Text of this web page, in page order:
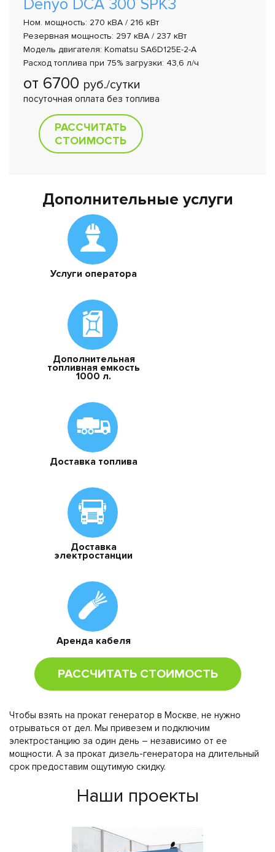
Denyo DCA 300 SPK3
Ном. мощность: 270 кВА / 216 кВт
Резервная мощность: 297 кВА / 237 кВт
Модель двигателя: Komatsu SA6D125E-2-A
Расход топлива при 75% загрузки: 43,6 л/ч
от 6700 руб./сутки
посуточная оплата без топлива
РАССЧИТАТЬ
СТОИМОСТЬ
Дополнительные услуги
Услуги оператора
Дополнительная
топливная емкость
1000 л.
Доставка топлива
Доставка
электростанции
Аренда кабеля
РАССЧИТАТЬ СТОИМОСТЬ
Чтобы взять на прокат генератор в Москве, не нужно
отрываться от дел. Мы привезем и подключим
электростанцию за один день – независимо от ее
мощности. А за прокат дизель-генератора на длительный
срок предоставим ощутимую скидку.
Наши проекты